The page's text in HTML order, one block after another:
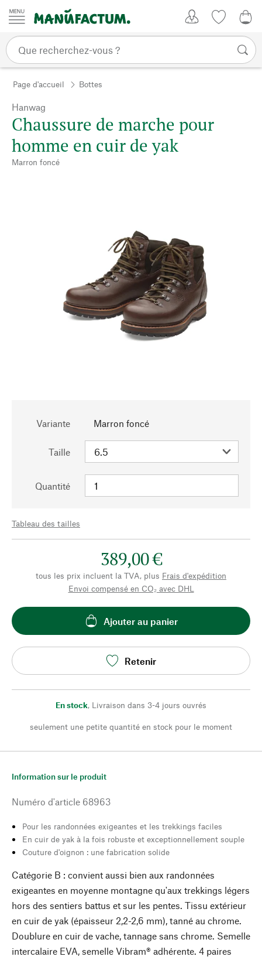
Passer au contenu
Page d'accueil Bottes
Hanwag
Chaussure de marche pour
homme en cuir de yak
Marron foncé
Variante Marron foncé
Taille
Quantité
Tableau des tailles
389,00 €
tous les prix incluent la TVA, plus Frais d'expédition
Envoi compensé en CO₂ avec DHL
Ajouter au panier
Retenir
En stock, Livraison dans 3-4 jours ouvrés
seulement une petite quantité en stock pour le moment
Information sur le produit
Numéro d'article 68963
Pour les randonnées exigeantes et les trekkings faciles
En cuir de yak à la fois robuste et exceptionnellement souple
Couture d'oignon : une fabrication solide
Catégorie B : convient aussi bien aux randonnées
exigeantes en moyenne montagne qu'aux trekkings légers
hors des sentiers battus et sur les pentes. Tissu extérieur
en cuir de yak (épaisseur 2,2-2,6 mm), tanné au chrome.
Doublure en cuir de vache, tannage sans chrome. Semelle
intercalaire EVA, semelle Vibram® adhérente. 4 paires